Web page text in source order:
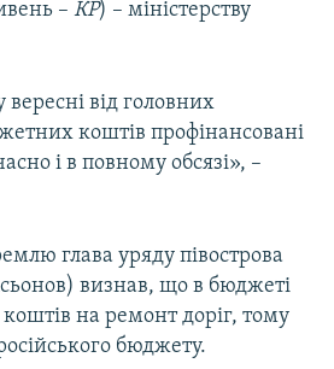
– КР) – міністерству
вересні від головних
коштів профінансовані
і в повному обсязі», –
глава уряду півострова
визнав, що в бюджеті
на ремонт доріг, тому
бюджету.